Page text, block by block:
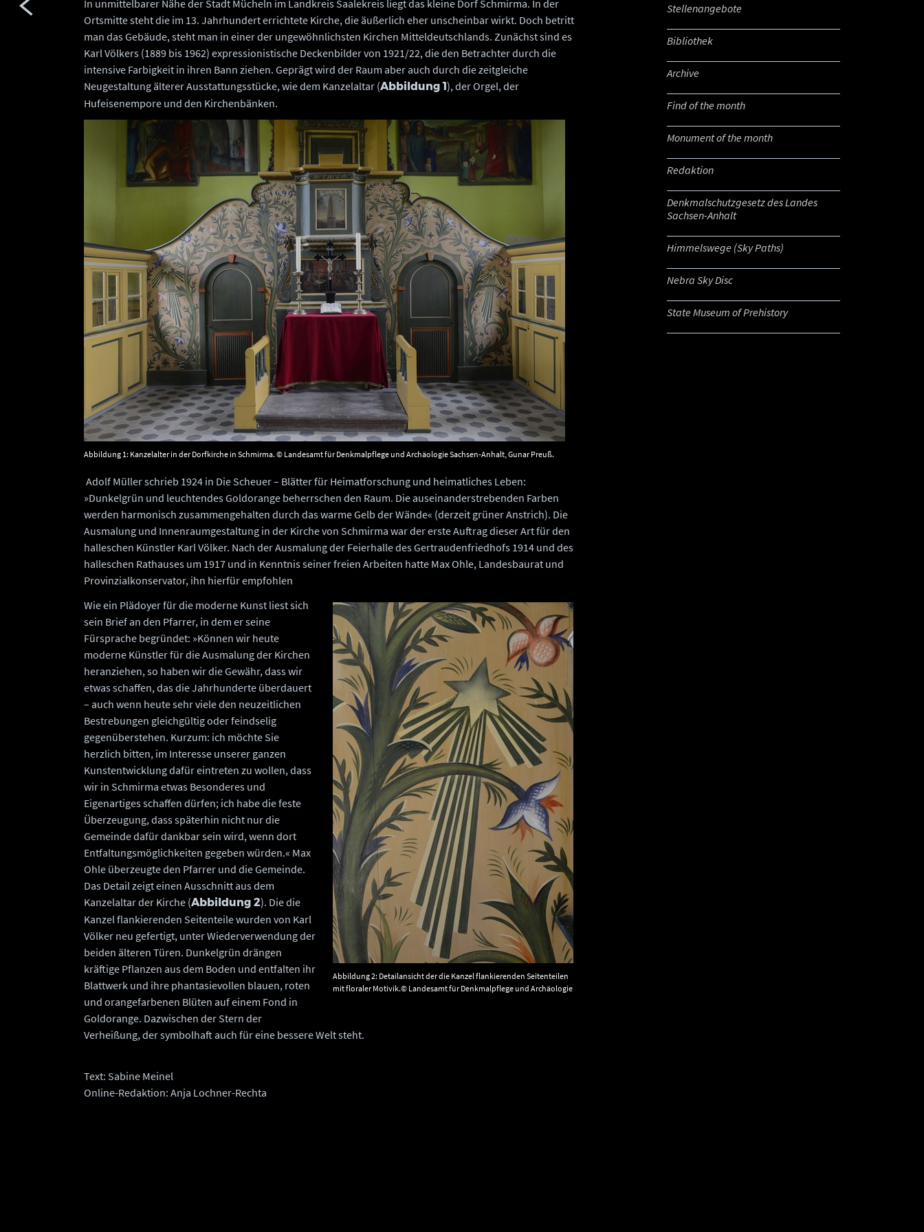
In unmittelbarer Nähe der Stadt Mücheln im Landkreis Saalekreis liegt das kleine Dorf Schmirma. In der
Ortsmitte steht die im 13. Jahrhundert errichtete Kirche, die äußerlich eher unscheinbar wirkt. Doch betritt
man das Gebäude, steht man in einer der ungewöhnlichsten Kirchen Mitteldeutschlands. Zunächst sind es
Karl Völkers (1889 bis 1962) expressionistische Deckenbilder von 1921/22, die den Betrachter durch die
intensive Farbigkeit in ihren Bann ziehen. Geprägt wird der Raum aber auch durch die zeitgleiche
Neugestaltung älterer Ausstattungsstücke, wie dem Kanzelaltar (Abbildung 1), der Orgel, der
Hufeisenempore und den Kirchenbänken.
Abbildung 1: Kanzelalter in der Dorfkirche in Schmirma. © Landesamt für Denkmalpflege und Archäologie Sachsen-Anhalt, Gunar Preuß.
Adolf Müller schrieb 1924 in Die Scheuer – Blätter für Heimatforschung und heimatliches Leben:
»Dunkelgrün und leuchtendes Goldorange beherrschen den Raum. Die auseinanderstrebenden Farben
werden harmonisch zusammengehalten durch das warme Gelb der Wände« (derzeit grüner Anstrich). Die
Ausmalung und Innenraumgestaltung in der Kirche von Schmirma war der erste Auftrag dieser Art für den
halleschen Künstler Karl Völker. Nach der Ausmalung der Feierhalle des Gertraudenfriedhofs 1914 und des
halleschen Rathauses um 1917 und in Kenntnis seiner freien Arbeiten hatte Max Ohle, Landesbaurat und
Provinzialkonservator, ihn hierfür empfohlen
Abbildung 2: Detailansicht der die Kanzel flankierenden Seitenteilen
mit floraler Motivik.© Landesamt für Denkmalpflege und Archäologie
Wie ein Plädoyer für die moderne Kunst liest sich
sein Brief an den Pfarrer, in dem er seine
Fürsprache begründet: »Können wir heute
moderne Künstler für die Ausmalung der Kirchen
heranziehen, so haben wir die Gewähr, dass wir
etwas schaffen, das die Jahrhunderte überdauert
– auch wenn heute sehr viele den neuzeitlichen
Bestrebungen gleichgültig oder feindselig
gegenüberstehen. Kurzum: ich möchte Sie
herzlich bitten, im Interesse unserer ganzen
Kunstentwicklung dafür eintreten zu wollen, dass
wir in Schmirma etwas Besonderes und
Eigenartiges schaffen dürfen; ich habe die feste
Überzeugung, dass späterhin nicht nur die
Gemeinde dafür dankbar sein wird, wenn dort
Entfaltungsmöglichkeiten gegeben würden.« Max
Ohle überzeugte den Pfarrer und die Gemeinde.
Das Detail zeigt einen Ausschnitt aus dem
Kanzelaltar der Kirche (Abbildung 2). Die die
Kanzel flankierenden Seitenteile wurden von Karl
Völker neu gefertigt, unter Wiederverwendung der
beiden älteren Türen. Dunkelgrün drängen
kräftige Pflanzen aus dem Boden und entfalten ihr
Blattwerk und ihre phantasievollen blauen, roten
und orangefarbenen Blüten auf einem Fond in
Goldorange. Dazwischen der Stern der
Verheißung, der symbolhaft auch für eine bessere Welt steht.
Text: Sabine Meinel
Online-Redaktion: Anja Lochner-Rechta
Stellenangebote
Bibliothek
Archive
Find of the month
Monument of the month
Redaktion
Denkmalschutzgesetz des Landes
Sachsen-Anhalt
Himmelswege (Sky Paths)
Nebra Sky Disc
State Museum of Prehistory